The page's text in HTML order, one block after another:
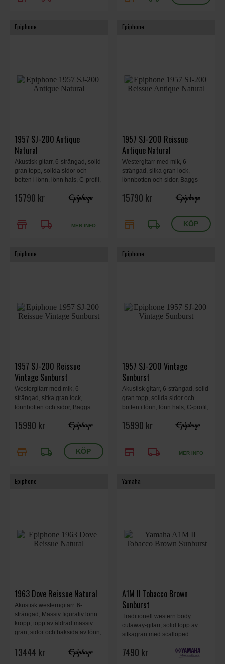
Epiphone
1957 SJ-200 Antique
Natural
Akustisk gitarr, 6-strängad, solid
gran topp, solida sidor och
botten i lönn, lönn hals, C-profil,
VTC pickup, Gibson-style open
15790 kr
store local_shipping MER INFO
Epiphone
1957 SJ-200 Reissue
Antique Natural
Westergitarr med mik, 6-
strängad, sitka gran lock,
lönnbotten och sidor, Baggs
greppbräda i lagerträ, vintage-
15790 kr
store local_shipping
Epiphone
1957 SJ-200 Reissue
Vintage Sunburst
Westergitarr med mik, 6-
strängad, sitka gran lock,
lönnbotten och sidor, Baggs
greppbräda i lagerträ, vintage-
15990 kr
store local_shipping
Epiphone
1957 SJ-200 Vintage
Sunburst
Akustisk gitarr, 6-strängad, solid
gran topp, solida sidor och
botten i lönn, lönn hals, C-profil,
VTC pickup, Gibson-style open
15990 kr
store local_shipping MER INFO
Epiphone
1963 Dove Reissue Natural
Akustisk westerngitarr. 6-
strängad, Massiv figurativ lönn
kropp, topp av åldrad massiv
gran, sidor och baksida av lönn,
Bronze VTC, L.R. Baggs
Element Bronze VTC preamp,
13444 kr
Yamaha
A1M II Tobacco Brown
Sunburst
Traditionell western body
cutaway-gitarr, solid topp av
sitkagran med scalloped
mahogny. Yamahas
7490 kr